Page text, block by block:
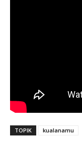
TOPIK kualanamu